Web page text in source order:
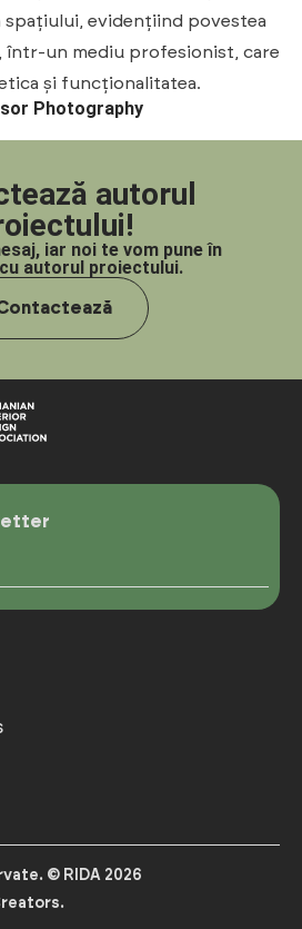
spațiului, evidențiind povestea
într-un mediu profesionist, care
și funcționalitatea.
Photography
autorul
iar noi te vom pune în
autorul proiectului.
© RIDA 2026